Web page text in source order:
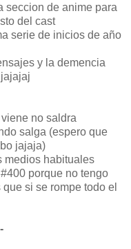
seccion de anime para
del cast
serie de inicios de año
y la demencia
no saldra
salga (espero que
jajaja)
medios habituales
porque no tengo
si se rompe todo el